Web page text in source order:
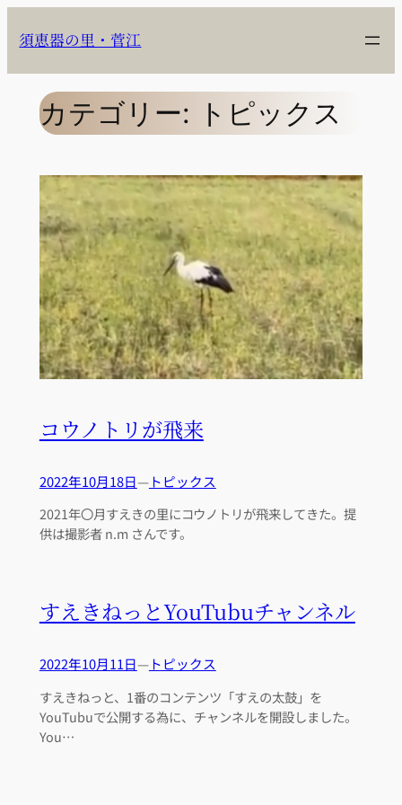
ス
須恵器の里・菅江
カテゴリー: トピックス
コウノトリが飛来
2022年10月18日—トピックス
2021年〇月すえきの里にコウノトリが飛来してきた。提
供は撮影者 n.m さんです。
すえきねっとYouTubuチャンネル
2022年10月11日—トピックス
すえきねっと、1番のコンテンツ「すえの太鼓」を
YouTubuで公開する為に、チャンネルを開設しました。
You…